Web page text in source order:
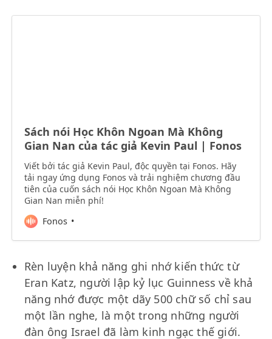
Sách nói Học Khôn Ngoan Mà Không
Gian Nan của tác giả Kevin Paul | Fonos
Viết bởi tác giả Kevin Paul, độc quyền tại Fonos. Hãy
tải ngay ứng dụng Fonos và trải nghiệm chương đầu
tiên của cuốn sách nói Học Khôn Ngoan Mà Không
Gian Nan miễn phí!
Fonos
Rèn luyện khả năng ghi nhớ kiến thức từ
Eran Katz, người lập kỷ lục Guinness về khả
năng nhớ được một dãy 500 chữ số chỉ sau
một lần nghe, là một trong những người
đàn ông Israel đã làm kinh ngạc thế giới.